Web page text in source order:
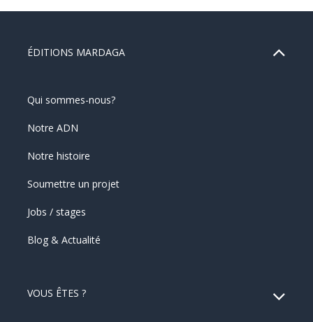
ÉDITIONS MARDAGA
Qui sommes-nous?
Notre ADN
Notre histoire
Soumettre un projet
Jobs / stages
Blog & Actualité
VOUS ÊTES ?